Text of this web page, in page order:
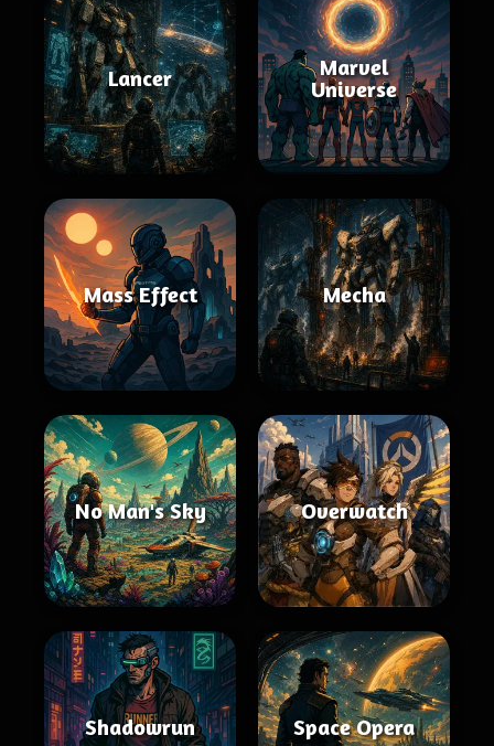
Lancer
Marvel
Universe
Mass Effect Mecha
No Man's Sky Overwatch
Shadowrun Space Opera